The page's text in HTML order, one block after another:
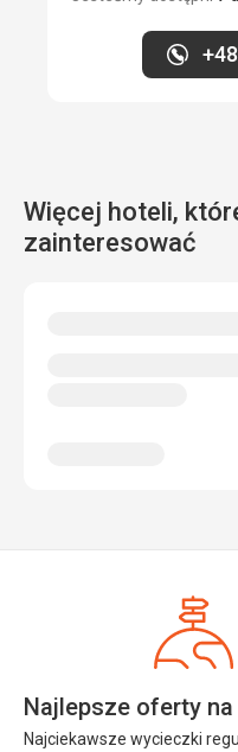
Zakwaterowanie
bardzo słaby....
Więcej hoteli,
zainteresować
Najlepsze oferty
Najciekawsze wycieczki